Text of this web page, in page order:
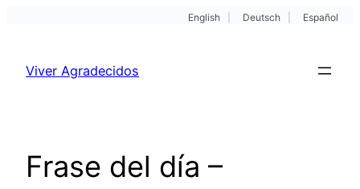
English Deutsch Español
Viver Agradecidos
Frase del día –